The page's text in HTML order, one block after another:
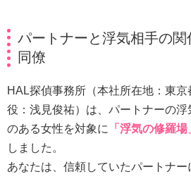
パートナーと浮気相手の
同僚
HAL探偵事務所（本社所在地：東
役：浅見俊祐）は、パートナーの
のある女性を対象に
「浮気の修羅場
しました。
あなたは、信頼していたパートナ